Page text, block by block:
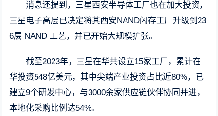
消息还提到，三星西安半导体工厂也在加大投资，
三星电子高层已决定将其西安NAND闪存工厂升级到23
6层 NAND 工艺，并已开始大规模扩张。
截至2023年，三星在华共设立15家工厂，累计在
华投资548亿美元，其中尖端产业投资占比近80%，已
建立9个研发中心，与3000余家供应链伙伴协同并进，
本地化采购比例达54%。